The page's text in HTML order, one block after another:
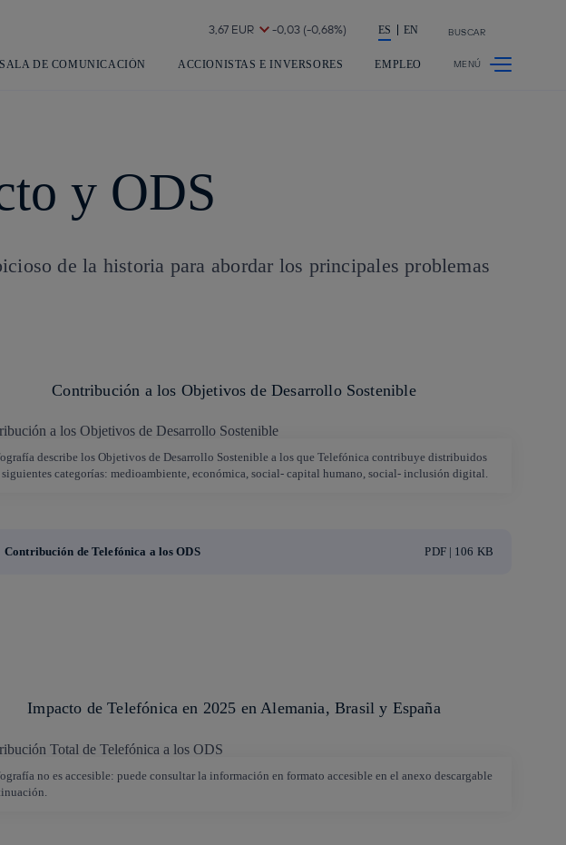
La acción en accionistas e inversores ES EN BUSCAR
SALA DE COMUNICACIÓN ACCIONISTAS E INVERSORES EMPLEO
y ODS
de la historia para abordar los principales problemas
Contribución a los Objetivos de Desarrollo Sostenible
describe los Objetivos de Desarrollo Sostenible a los que Telefónica contribuye distribuidos
siguientes categorías: medioambiente, económica, social- capital humano, social- inclusión digital.
Contribución de Telefónica a los ODS PDF | 106 KB
Impacto de Telefónica en 2025 en Alemania, Brasil y España
no es accesible: puede consultar la información en formato accesible en el anexo descargable